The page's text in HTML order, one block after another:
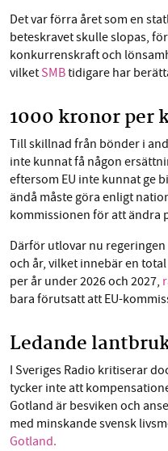
Threads
Det var förra året som en
beteskravet skulle slopas,
konkurrenskraft och
vilket SMBtidigare har
1000 kronor per
Till skillnad från bönder i
inte kunnat få någon
eftersom EU inte kunnat ge
ändå måste göra enligt
kommissionen för att ändra
Därför utlovar nu
och år, vilket innebär en
per år under 2026 och 2027,
bara förutsatt att EU-
Ledande
I Sveriges Radio kritiserar
tycker inte att
Gotland är besviken och
med minskande svensk
Gotland.
SMB kämpar för
starten 2010 har
nyhetsbevakning
vill
Stötta vårt arbete